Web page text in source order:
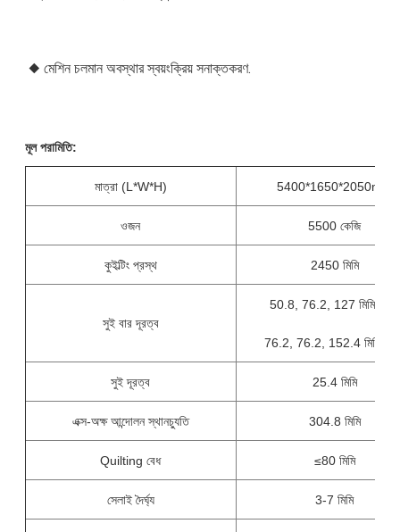
◆ মেশিন চলমান অবস্থার স্বয়ংক্রিয় সনাক্তকরণ.
মূল পরামিতি:
মাত্রা (L*W*H) 5400*1650*2050mm
ওজন 5500 কেজি
কুইল্টিং প্রস্থ 2450 মিমি
সুই বার দূরত্ব
50.8, 76.2, 127 মিমি (5'')
76.2, 76.2, 152.4 মিমি
সুই দূরত্ব 25.4 মিমি
এক্স-অক্ষ আন্দোলন স্থানচ্যুতি 304.8 মিমি
Quilting বেধ ≤80 মিমি
সেলাই দৈর্ঘ্য 3-7 মিমি